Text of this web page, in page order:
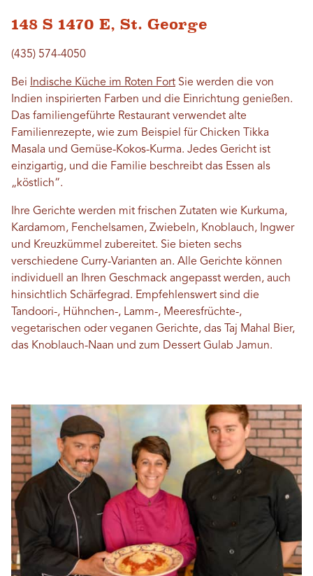
148 S 1470 E, St. George
(435) 574-4050
Bei Indische Küche im Roten Fort Sie werden die von
Indien inspirierten Farben und die Einrichtung genießen.
Das familiengeführte Restaurant verwendet alte
Familienrezepte, wie zum Beispiel für Chicken Tikka
Masala und Gemüse-Kokos-Kurma. Jedes Gericht ist
einzigartig, und die Familie beschreibt das Essen als
„köstlich“.
Ihre Gerichte werden mit frischen Zutaten wie Kurkuma,
Kardamom, Fenchelsamen, Zwiebeln, Knoblauch, Ingwer
und Kreuzkümmel zubereitet. Sie bieten sechs
verschiedene Curry-Varianten an. Alle Gerichte können
individuell an Ihren Geschmack angepasst werden, auch
hinsichtlich Schärfegrad. Empfehlenswert sind die
Tandoori-, Hühnchen-, Lamm-, Meeresfrüchte-,
vegetarischen oder veganen Gerichte, das Taj Mahal Bier,
das Knoblauch-Naan und zum Dessert Gulab Jamun.